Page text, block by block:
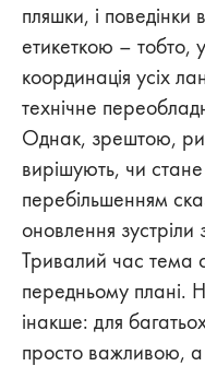
пляшки, і поведінки
етикеткою – тобто,
координація усіх
технічне
Однак, зрештою,
вирішують, чи
перебільшенням
оновлення
Тривалий час тема
передньому плані.
інакше: для
просто важливою, а